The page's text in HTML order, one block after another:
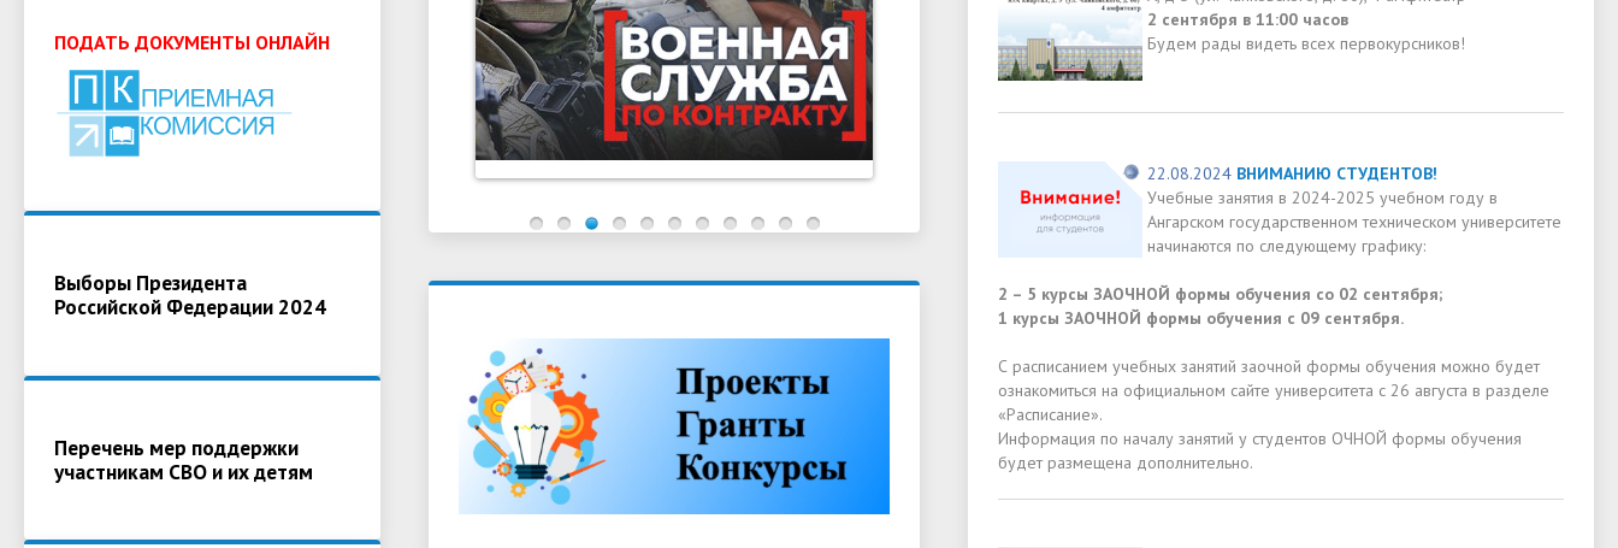
ПОДАТЬ ДОКУМЕНТЫ ОНЛАЙН
Выборы Президента
Российской Федерации 2024
Перечень мер поддержки
участникам СВО и их детям
2 сентября в 11:00 часов
Будем рады видеть всех первокурсников!
22.08.2024 ВНИМАНИЮ СТУДЕНТОВ!
Учебные занятия в 2024-2025 учебном году в
Ангарском государственном техническом университете
начинаются по следующему графику:
2 – 5 курсы ЗАОЧНОЙ формы обучения со 02 сентября;
1 курсы ЗАОЧНОЙ формы обучения с 09 сентября.
С расписанием учебных занятий заочной формы обучения можно будет
ознакомиться на официальном сайте университета с 26 августа в разделе
«Расписание».
Информация по началу занятий у студентов ОЧНОЙ формы обучения
будет размещена дополнительно.